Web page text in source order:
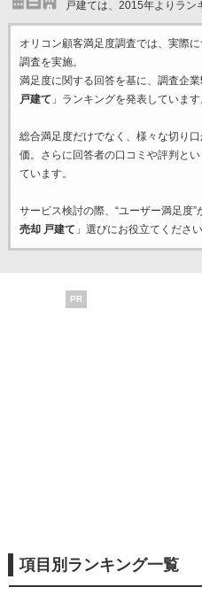
戸建ては、2015年よりラン
オリコン顧客満足度調査では、実際
調査を実施。
満足度に関する回答を基に、調査企業
戸建て 」ランキングを発表しています
総合満足度だけでなく、様々な切り口
価。さらに回答者の口コミや評判と
ています。
サービス検討の際、“ユーザー満足度”
売却 戸建て 」選びにお役立てください
PR
項目別ランキング一覧